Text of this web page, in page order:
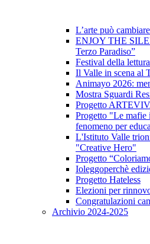
L’arte può
ENJOY THE
Terzo Paradiso”
Festival della
Il Valle in scena al
Animayo 2026:
Mostra Sguardi
Progetto
Progetto "Le mafie
fenomeno per
L'Istituto Valle
"Creative Hero"
Progetto
Ioleggoperchè
Progetto Hateless
Elezioni per
Congratulazioni
Archivio 2024-2025